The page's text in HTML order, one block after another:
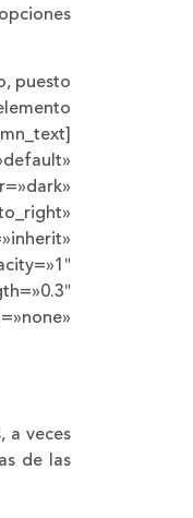
puesto
a veces
de las